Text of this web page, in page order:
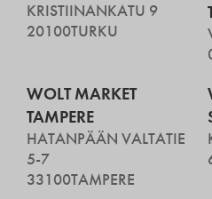
KRISTIINANKATU 9
20100TURKU
WOLT MARKET
TAMPERE
HATANPÄÄN VALTATIE
5-7
33100TAMPERE